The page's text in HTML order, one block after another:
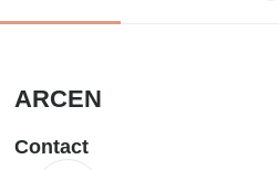
ARCEN
Contact